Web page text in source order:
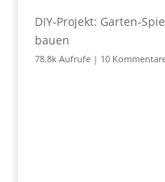
DIY-Projekt: Garten-
bauen
78.8k Aufrufe| 10